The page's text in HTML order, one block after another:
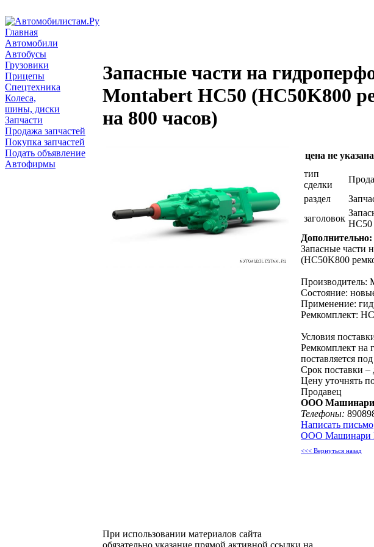
Главная
Автомобили
Автобусы
Грузовики
Прицепы
Спецтехника
Колеса,
шины, диски
Запчасти
Продажа запчастей
Покупка запчастей
Подать объявление
Автофирмы
Запасные части на
Montabert НС50 (HC50K800
на 800 часов)
цена не указана
тип
сделки
раздел
заголовок
НС50
Дополнительно:
Запасные части
(HC50K800
Производитель:
Состояние:
Применение:
Ремкомплект:
Условия
Ремкомплект на
поставляется под
Срок поставки –
Цену уточнять
Продавец
ООО
Телефоны:
Написать письмо
ООО Машинари
<<< Вернуться назад
При использовании материалов сайта
обязательно указание прямой активной ссылки на